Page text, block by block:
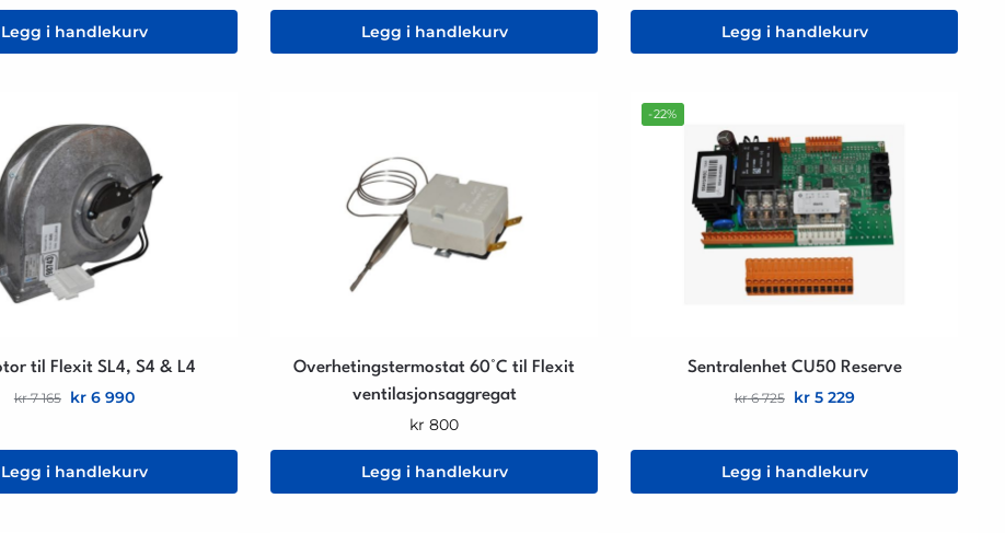
Legg i handlekurv Legg i handlekurv Legg i handlekurv
til Flexit SL4, S4 & L4
kr7 165 kr6 990
Legg i handlekurv
Overhetingstermostat 60°C til Flexit
ventilasjonsaggregat
kr 800
Legg i handlekurv
-22%
Sentralenhet CU50 Reserve
kr6 725 kr5 229
Legg i handlekurv